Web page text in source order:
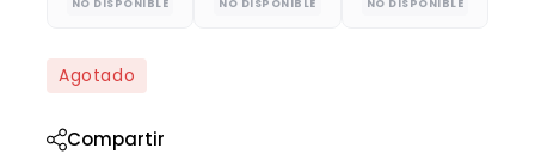
NO DISPONIBLE NO DISPONIBLE NO DISPONIBLE
Agotado
Compartir